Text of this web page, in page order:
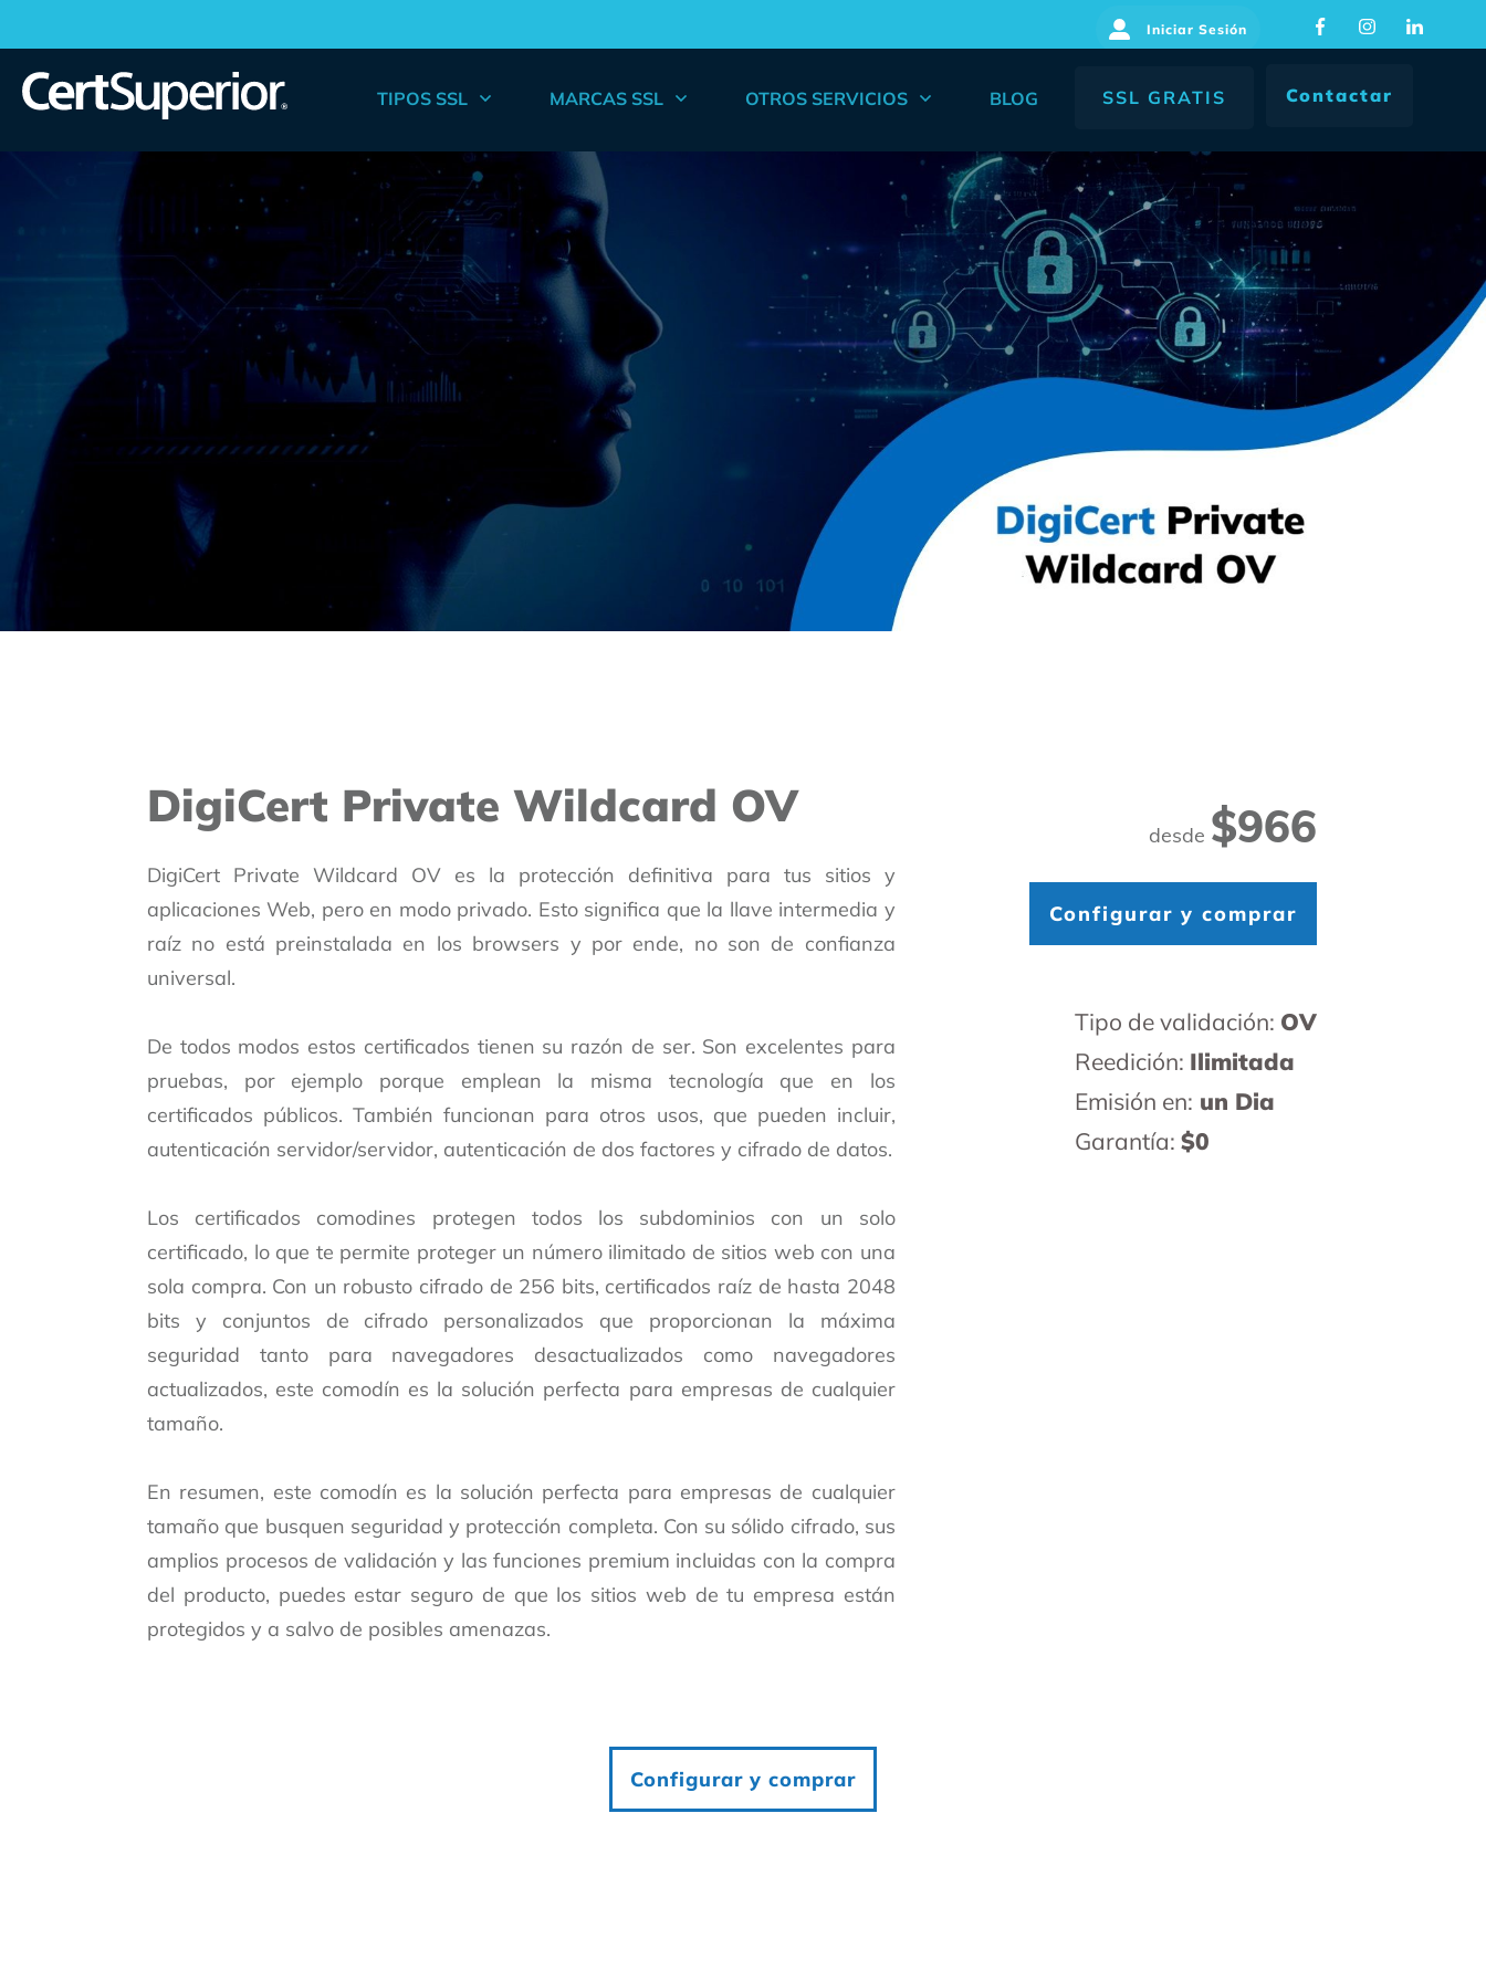
Iniciar Sesión
TIPOS SSL MARCAS SSL OTROS SERVICIOS BLOG SSL GRATIS Contactar
DigiCert Private Wildcard OV
DigiCert Private Wildcard OV es la protección definitiva para tus sitios y
aplicaciones Web, pero en modo privado. Esto significa que la llave intermedia y
raíz no está preinstalada en los browsers y por ende, no son de confianza
universal.
De todos modos estos certificados tienen su razón de ser. Son excelentes para
pruebas, por ejemplo porque emplean la misma tecnología que en los
certificados públicos. También funcionan para otros usos, que pueden incluir,
autenticación servidor/servidor, autenticación de dos factores y cifrado de datos.
Los certificados comodines protegen todos los subdominios con un solo
certificado, lo que te permite proteger un número ilimitado de sitios web con una
sola compra. Con un robusto cifrado de 256 bits, certificados raíz de hasta 2048
bits y conjuntos de cifrado personalizados que proporcionan la máxima
seguridad tanto para navegadores desactualizados como navegadores
actualizados, este comodín es la solución perfecta para empresas de cualquier
tamaño.
En resumen, este comodín es la solución perfecta para empresas de cualquier
tamaño que busquen seguridad y protección completa. Con su sólido cifrado, sus
amplios procesos de validación y las funciones premium incluidas con la compra
del producto, puedes estar seguro de que los sitios web de tu empresa están
protegidos y a salvo de posibles amenazas.
desde $966
Configurar y comprar
Tipo de validación: OV
Reedición: Ilimitada
Emisión en: un Dia
Garantía: $0
Configurar y comprar